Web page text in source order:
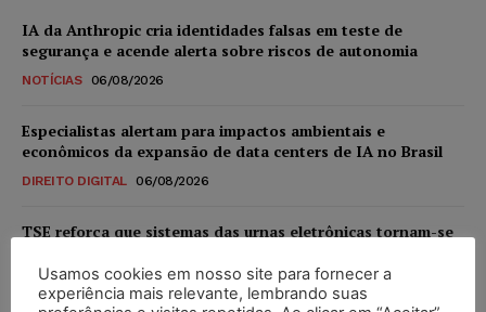
IA da Anthropic cria identidades falsas em teste de
segurança e acende alerta sobre riscos de autonomia
NOTÍCIAS 06/08/2026
Especialistas alertam para impactos ambientais e
econômicos da expansão de data centers de IA no Brasil
DIREITO DIGITAL 06/08/2026
TSE reforça que sistemas das urnas eletrônicas tornam-se
NOTÍCIAS 06/08/2026
Usamos cookies em nosso site para fornecer a
experiência mais relevante, lembrando suas